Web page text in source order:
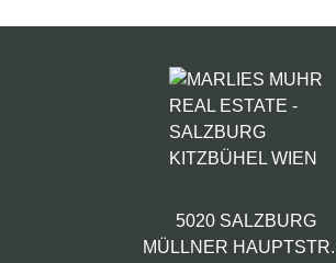
5020 SALZBURG
MÜLLNER